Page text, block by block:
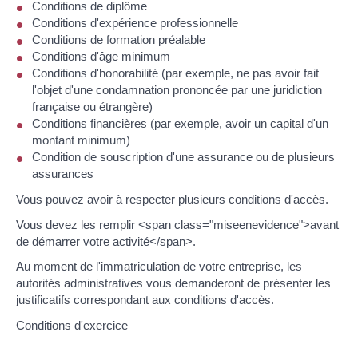
Conditions de diplôme
Conditions d'expérience professionnelle
Conditions de formation préalable
Conditions d'âge minimum
Conditions d'honorabilité (par exemple, ne pas avoir fait
l'objet d'une condamnation prononcée par une juridiction
française ou étrangère)
Conditions financières (par exemple, avoir un capital d'un
montant minimum)
Condition de souscription d'une assurance ou de plusieurs
assurances
Vous pouvez avoir à respecter plusieurs conditions d'accès.
Vous devez les remplir <span class="miseenevidence">avant
de démarrer votre activité</span>.
Au moment de l'immatriculation de votre entreprise, les
autorités administratives vous demanderont de présenter les
justificatifs correspondant aux conditions d'accès.
Conditions d'exercice